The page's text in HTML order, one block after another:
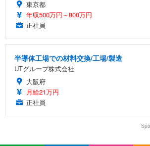
東京都
年収500万円～800万円
正社員
半導体工場での材料交換/工場/製造
UTグループ株式会社
大阪府
月給21万円
正社員